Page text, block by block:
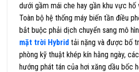
dưới gầm mái che hay gần khu vực hố
Toàn bộ hệ thống máy biến tần điều
bắt buộc phải dịch chuyển sang mô
mặt trời Hybrid tải nặng và được bố
phòng kỹ thuật khép kín hằng ngày,
hướng phát tán của hơi xăng dầu bốc